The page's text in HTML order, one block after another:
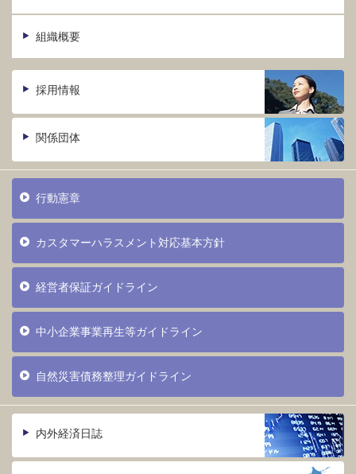
組織概要
採用情報
関係団体
行動憲章
カスタマーハラスメント対応基本方針
経営者保証ガイドライン
中小企業事業再生等ガイドライン
自然災害債務整理ガイドライン
内外経済日誌